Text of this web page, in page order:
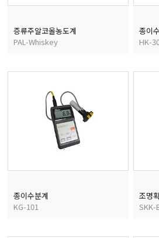
증류주알코올농도계
PAL-Whiskey
종이
HK-
종이수분계
KG-101
조명
SKK-